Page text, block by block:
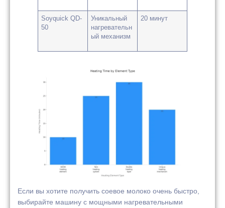
Soyquick QD-
50
Уникальный
нагревательн
ый механизм
20 минут
Если вы хотите получить соевое молоко очень быстро,
выбирайте машину с мощными нагревательными